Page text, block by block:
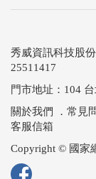
秀威資訊科技股
25511417
門市地址：104
關於我們 ． 常見
客服信箱
Copyright © 國家